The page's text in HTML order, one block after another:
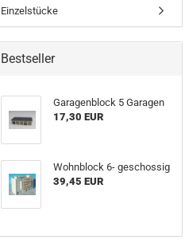
Einzelstücke
Bestseller
Garagenblock 5 Garagen
17,30 EUR
Wohnblock 6- geschossig
39,45 EUR